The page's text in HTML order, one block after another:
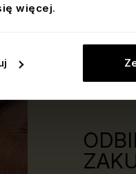
więcej.